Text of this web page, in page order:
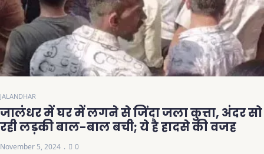
JALANDHAR
जालंधर में घर में लगने से जिंदा जला कुत्ता, अंदर सो
रही लड़की बाल-बाल बची; ये है हादसे की वजह
November 5, 2024 0